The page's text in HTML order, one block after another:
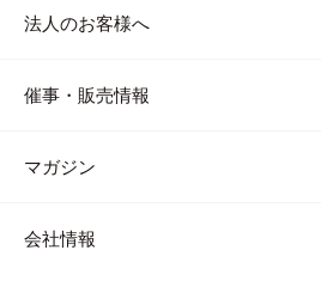
法人のお客様へ
催事・販売情報
マガジン
会社情報